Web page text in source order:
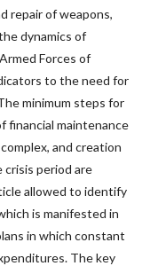
repair of weapons,
dynamics of
Forces of
to the need for
minimum steps for
financial maintenance
and creation
period are
allowed to identify
is manifested in
in which constant
The key